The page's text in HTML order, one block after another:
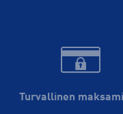
Turvallinen